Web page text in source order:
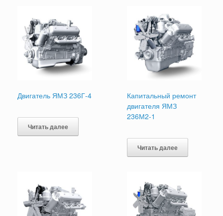
Двигатель ЯМЗ 236Г-4
Читать далее
Капитальный ремонт
двигателя ЯМЗ
236М2-1
Читать далее